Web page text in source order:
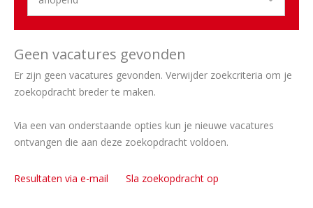
Geen vacatures gevonden
Er zijn geen vacatures gevonden. Verwijder zoekcriteria om je
zoekopdracht breder te maken.
Via een van onderstaande opties kun je nieuwe vacatures
ontvangen die aan deze zoekopdracht voldoen.
Resultaten via e-mail Sla zoekopdracht op